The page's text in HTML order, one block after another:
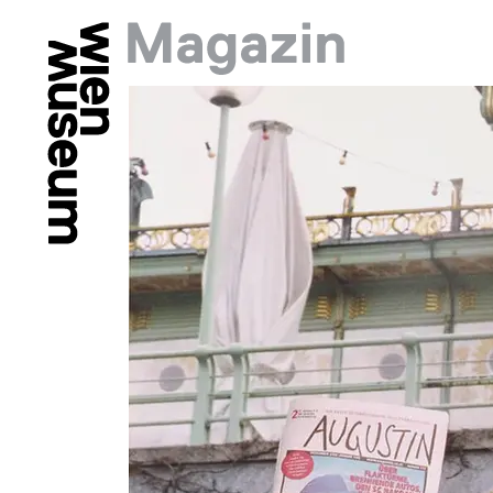
Springe zu:
Hauptmenü: